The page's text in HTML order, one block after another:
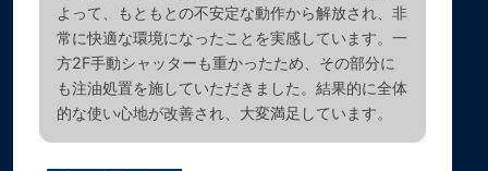
よって、もともとの不安定な動作から解放され、非
常に快適な環境になったことを実感しています。一
方2F手動シャッターも重かったため、その部分に
も注油処置を施していただきました。結果的に全体
的な使い心地が改善され、大変満足しています。